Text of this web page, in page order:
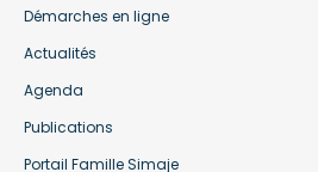
Démarches en ligne
Actualités
Agenda
Publications
Portail Famille Simaje